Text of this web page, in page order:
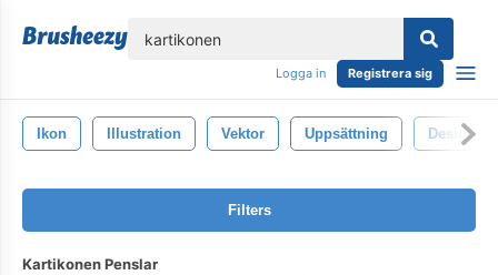
Logga in Registrera sig
Ikon Illustration Vektor Uppsättning Design
Filters
Kartikonen Penslar